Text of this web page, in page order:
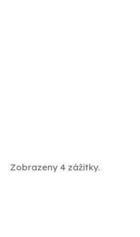
Zobrazeny 4 zážitky.